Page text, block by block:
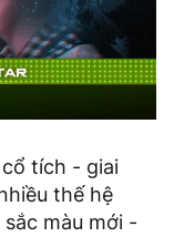
tích - giai
thế hệ
màu mới -